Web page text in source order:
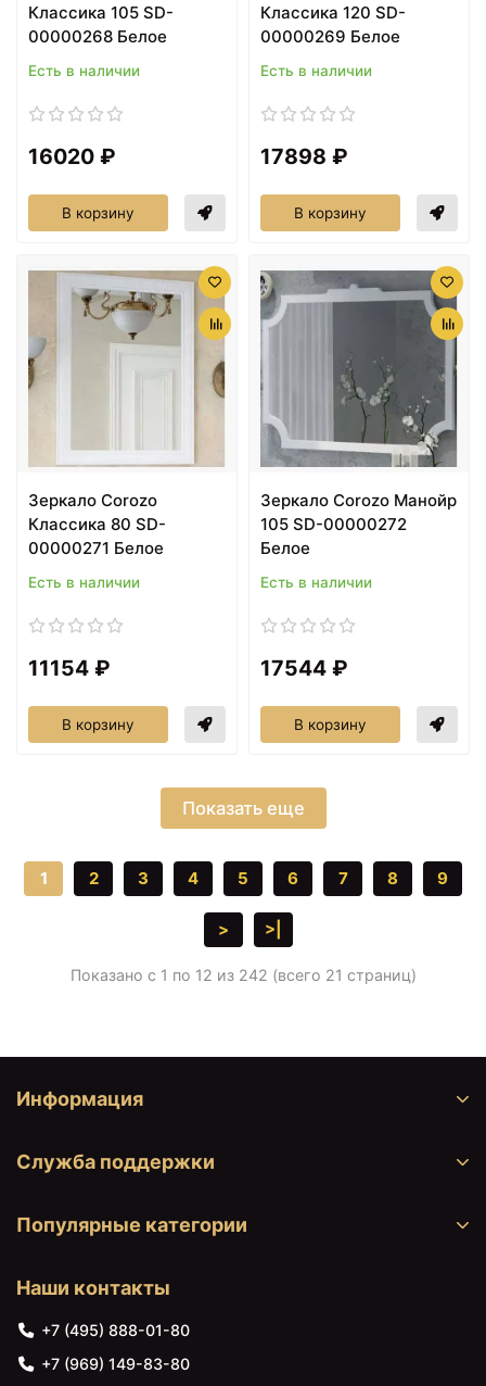
Классика 105 SD-
00000268 Белое
Есть в наличии
16020 ₽
В корзину
Классика 120 SD-
00000269 Белое
Есть в наличии
17898 ₽
В корзину
Зеркало Corozo
Классика 80 SD-
00000271 Белое
Есть в наличии
11154 ₽
В корзину
Зеркало Corozo Манойр
105 SD-00000272
Белое
Есть в наличии
17544 ₽
В корзину
Показать еще
1 2 3 4 5 6 7 8 9
> >|
Показано с 1 по 12 из 242 (всего 21 страниц)
Информация
Служба поддержки
Популярные категории
Наши контакты
+7 (495) 888-01-80
+7 (969) 149-83-80